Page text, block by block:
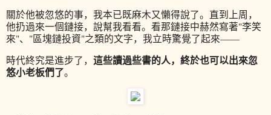
關於他被忽悠的事，我本已既麻木又懶得說了。直到上周，
他扔過來一個鏈接，說幫我看看。看那鏈接中赫然寫著"李笑
來"、"區塊鏈投資"之類的文字，我立時驚覺了起來——
時代終究是進步了， 這些讀過些書的人，終於也可以出來忽
悠小老板們了。